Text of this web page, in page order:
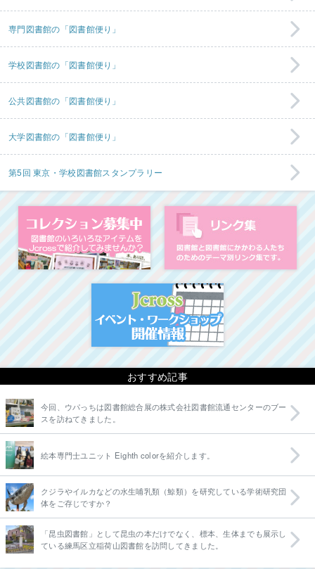
専門図書館の「図書館便り」
学校図書館の「図書館便り」
公共図書館の「図書館便り」
大学図書館の「図書館便り」
第5回 東京・学校図書館スタンプラリー
コレクション募集中
イベント・ワーク
おすすめ記事
今回、ウパっちは図書館総合展の株式会社図書館流通センターのブー
スを訪ねてきました。
絵本専門士ユニット Eighth colorを紹介します。
クジラやイルカなどの水生哺乳類（鯨類）を研究している学術研究団
体をご存じですか？
「昆虫図書館」として昆虫の本だけでなく、標本、生体までも展示し
ている練馬区立稲荷山図書館を訪問してきました。